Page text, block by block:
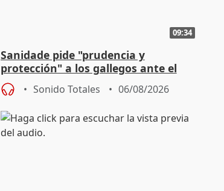
09:34
Sanidade pide "prudencia y
protección" a los gallegos ante el
eclipse del 12 de agosto
Sonido Totales 06/08/2026